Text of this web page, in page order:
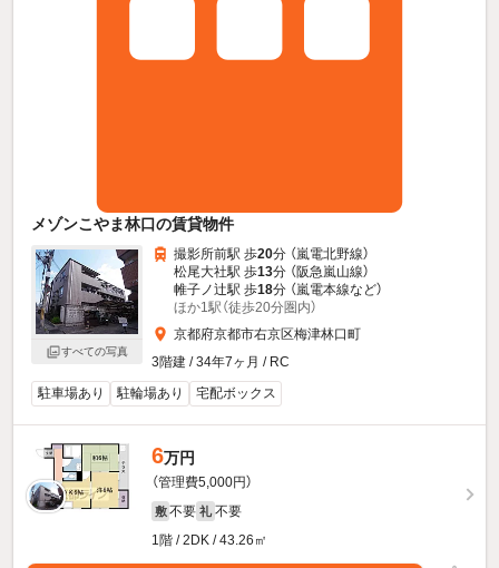
メゾンこやま林口の賃貸物件
すべての写真
撮影所前駅 歩20分 （嵐電北野線）
松尾大社駅 歩13分 （阪急嵐山線）
帷子ノ辻駅 歩18分 （嵐電本線など）
ほか1駅（徒歩20分圏内）
京都府京都市右京区梅津林口町
3階建 / 34年7ヶ月 / RC
駐車場あり
駐輪場あり 宅配ボックス
6万円
（管理費5,000円）
敷 不要 礼 不要
1階 / 2DK / 43.26㎡